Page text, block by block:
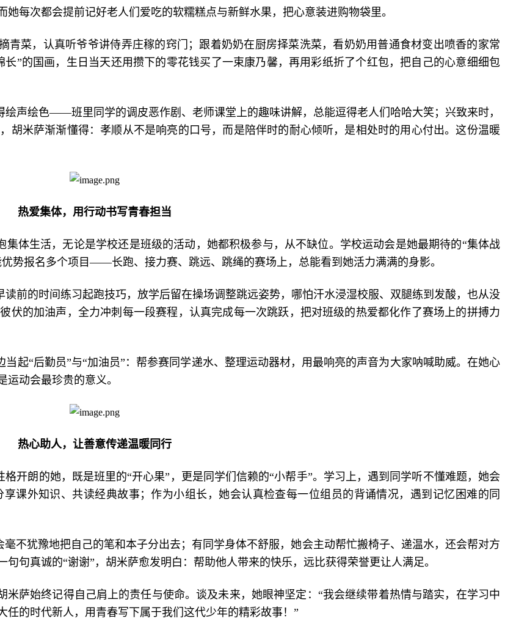
每次都会提前记好老人们爱吃的软糯糕点与新鲜水果，把心意装进购物袋里。
青菜，认真听爷爷讲侍弄庄稼的窍门；跟着奶奶在厨房择菜洗菜，看奶奶用普通食材变出喷香的家常
”的国画，生日当天还用攒下的零花钱买了一束康乃馨，再用彩纸折了个红包，把自己的心意细细包
声绘色——班里同学的调皮恶作剧、老师课堂上的趣味讲解，总能逗得老人们哈哈大笑；兴致来时，
胡米萨渐渐懂得：孝顺从不是响亮的口号，而是陪伴时的耐心倾听，是相处时的用心付出。这份温暖
热爱集体，用行动书写青春担当
体生活，无论是学校还是班级的活动，她都积极参与，从不缺位。学校运动会是她最期待的“集体战
势报名多个项目——长跑、接力赛、跳远、跳绳的赛场上，总能看到她活力满满的身影。
前的时间练习起跑技巧，放学后留在操场调整跳远姿势，哪怕汗水浸湿校服、双腿练到发酸，也从没
伏的加油声，全力冲刺每一段赛程，认真完成每一次跳跃，把对班级的热爱都化作了赛场上的拼搏力
起“后勤员”与“加油员”：帮参赛同学递水、整理运动器材，用最响亮的声音为大家呐喊助威。在她心
动会最珍贵的意义。
热心助人，让善意传递温暖同行
开朗的她，既是班里的“开心果”，更是同学们信赖的“小帮手”。学习上，遇到同学听不懂难题，她会
课外知识、共读经典故事；作为小组长，她会认真检查每一位组员的背诵情况，遇到记忆困难的同
不犹豫地把自己的笔和本子分出去；有同学身体不舒服，她会主动帮忙搬椅子、递温水，还会帮对方
句真诚的“谢谢”，胡米萨愈发明白：帮助他人带来的快乐，远比获得荣誉更让人满足。
萨始终记得自己肩上的责任与使命。谈及未来，她眼神坚定：“我会继续带着热情与踏实，在学习中
的时代新人，用青春写下属于我们这代少年的精彩故事！”